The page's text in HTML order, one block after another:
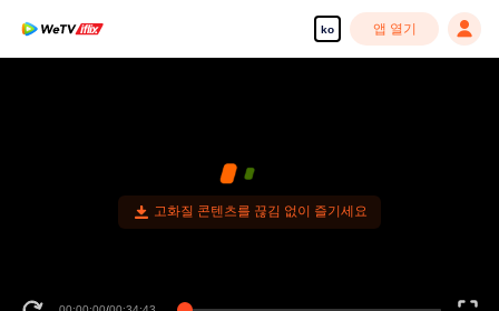
ko 앱 열기
고화질 콘텐츠를 끊김 없이 즐기세요